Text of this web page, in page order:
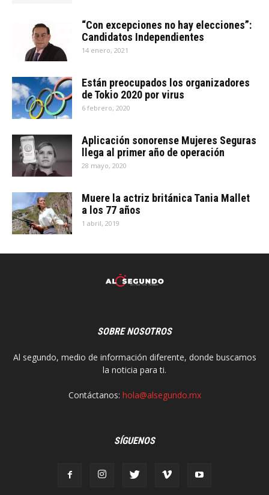
“Con excepciones no hay elecciones”:
Candidatos Independientes
14 enero, 2021
Están preocupados los organizadores
de Tokio 2020 por virus
6 febrero, 2020
Aplicación sonorense Mujeres Seguras
llega al primer año de operación
28 mayo, 2020
Muere la actriz británica Tania Mallet
a los 77 años
1 abril, 2019
SOBRE NOSOTROS
Al segundo, medio de información diferente, donde buscamos
la noticia para ti.
Contáctanos: hola@alsegundo.mx
SÍGUENOS